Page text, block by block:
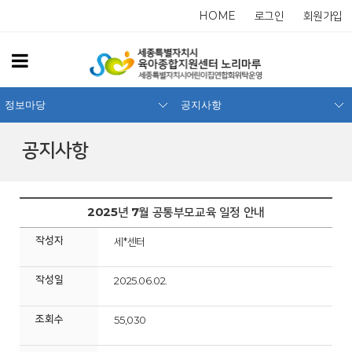
HOME 로그인 회원가입
공지사항
정보마당 공지사항
2025년 7월 공통부모교육 일정 안내
작성자 세*센터
작성일 2025.06.02.
조회수 55,030